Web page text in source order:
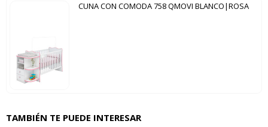
CUNA CON COMODA 758 QMOVI BLANCO|ROSA
TAMBIÉN TE PUEDE INTERESAR